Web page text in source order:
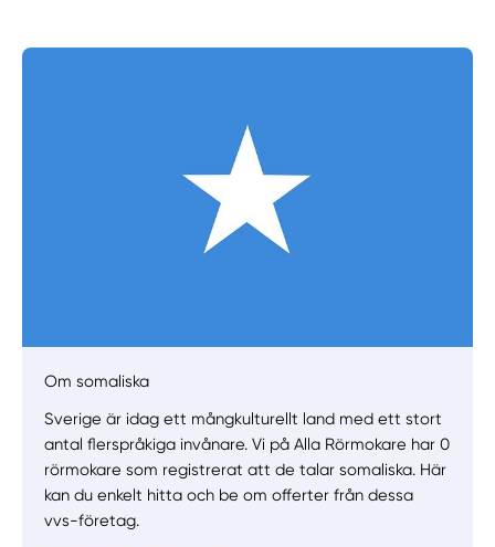
Välj tillvägagångssätt
Om somaliska
Sverige är idag ett mångkulturellt land med ett stort
antal flerspråkiga invånare. Vi på Alla Rörmokare har 0
rörmokare som registrerat att de talar somaliska. Här
kan du enkelt hitta och be om offerter från dessa
vvs-företag.